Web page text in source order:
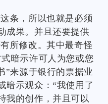
条，所以也就是必须
成果。并且还要提供
所修改。其中最奇怪
暗示许可人为您或您
”来源于银行的票据业
暗示观众：“我使用了
我的创作，并且可以